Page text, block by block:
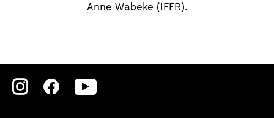
Anne Wabeke (IFFR).
Zu
Zu
Zu